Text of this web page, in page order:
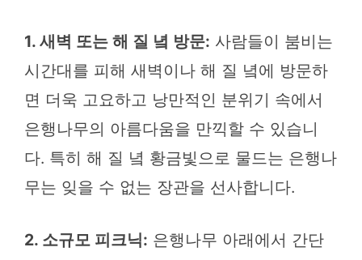
1. 새벽 또는 해 질 녘 방문: 사람들이 붐비는
시간대를 피해 새벽이나 해 질 녘에 방문하
면 더욱 고요하고 낭만적인 분위기 속에서
은행나무의 아름다움을 만끽할 수 있습니
다. 특히 해 질 녘 황금빛으로 물드는 은행나
무는 잊을 수 없는 장관을 선사합니다.
2. 소규모 피크닉: 은행나무 아래에서 간단